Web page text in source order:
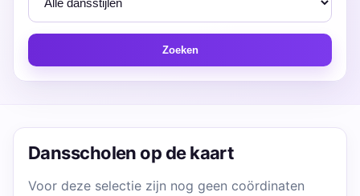
Zoeken
Dansscholen op de kaart
Voor deze selectie zijn nog geen coördinaten